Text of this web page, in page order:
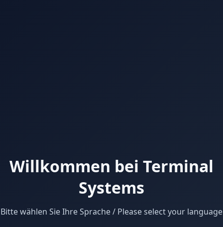
Willkommen bei Terminal
Systems
Bitte wählen Sie Ihre Sprache / Please select your language